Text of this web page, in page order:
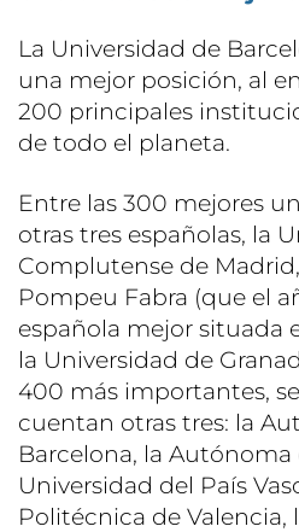
La Universidad de
una mejor posición, al
200 principales
de todo el planeta.
Entre las 300 mejores
otras tres españolas, la
Complutense de
Pompeu Fabra (que el
española mejor situada
la Universidad de
400 más importantes,
cuentan otras tres: la
Barcelona, la Autónoma
Universidad del País
Politécnica de Valencia,